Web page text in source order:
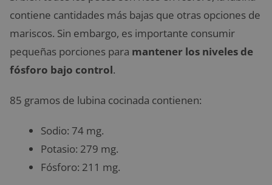
contiene cantidades más bajas que otras opciones de
mariscos. Sin embargo, es importante consumir
pequeñas porciones para mantener los niveles de
fósforo bajo control.
85 gramos de lubina cocinada contienen:
Sodio: 74 mg.
Potasio: 279 mg.
Fósforo: 211 mg.